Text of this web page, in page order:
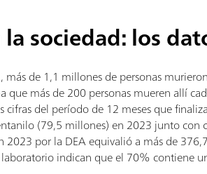
sociedad: los
de 1,1 millones de personas
que más de 200 personas mueren allí
del período de 12 meses que
(79,5 millones) en 2023 junto
por la DEA equivalió a más de
indican que el 70% contiene